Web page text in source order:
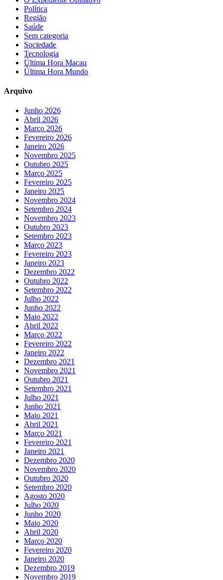
Política
Região
Saúde
Sem categoria
Sociedade
Tecnologia
Última Hora Macau
Última Hora Mundo
Arquivo
Junho 2026
Abril 2026
Março 2026
Fevereiro 2026
Janeiro 2026
Novembro 2025
Outubro 2025
Março 2025
Fevereiro 2025
Janeiro 2025
Novembro 2024
Setembro 2024
Novembro 2023
Outubro 2023
Setembro 2023
Março 2023
Fevereiro 2023
Janeiro 2023
Dezembro 2022
Outubro 2022
Setembro 2022
Julho 2022
Junho 2022
Maio 2022
Abril 2022
Março 2022
Fevereiro 2022
Janeiro 2022
Dezembro 2021
Novembro 2021
Outubro 2021
Setembro 2021
Julho 2021
Junho 2021
Maio 2021
Abril 2021
Março 2021
Fevereiro 2021
Janeiro 2021
Dezembro 2020
Novembro 2020
Outubro 2020
Setembro 2020
Agosto 2020
Julho 2020
Junho 2020
Maio 2020
Abril 2020
Março 2020
Fevereiro 2020
Janeiro 2020
Dezembro 2019
Novembro 2019